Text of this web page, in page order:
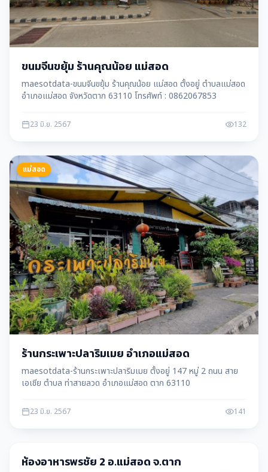
ขนมจีนขยุ้ม ร้านคุณน้อย แม่สอด
maesotdata-ขนมจีนขยุ้ม ร้านคุณน้อย แม่สอด ตั้งอยู่ ตำบลแม่สอด
อำเภอแม่สอด จังหวัดตาก 63110 โทรศัพท์ : 0862067853
23 มิ.ย. 2567 132
แม่สอด
ร้านกระเพาะปลาริมเมย อำเภอแม่สอด
maesotdata-ร้านกระเพาะปลาริมเมย ตั้งอยู่ 147 หมู่ 2 ถนน สาย
เอเชีย ตำบล ท่าสายลวด อำเภอแม่สอด ตาก 63110
23 มิ.ย. 2567 141
แม่สอด
ห้องอาหารพรชัย 2 อ.แม่สอด จ.ตาก